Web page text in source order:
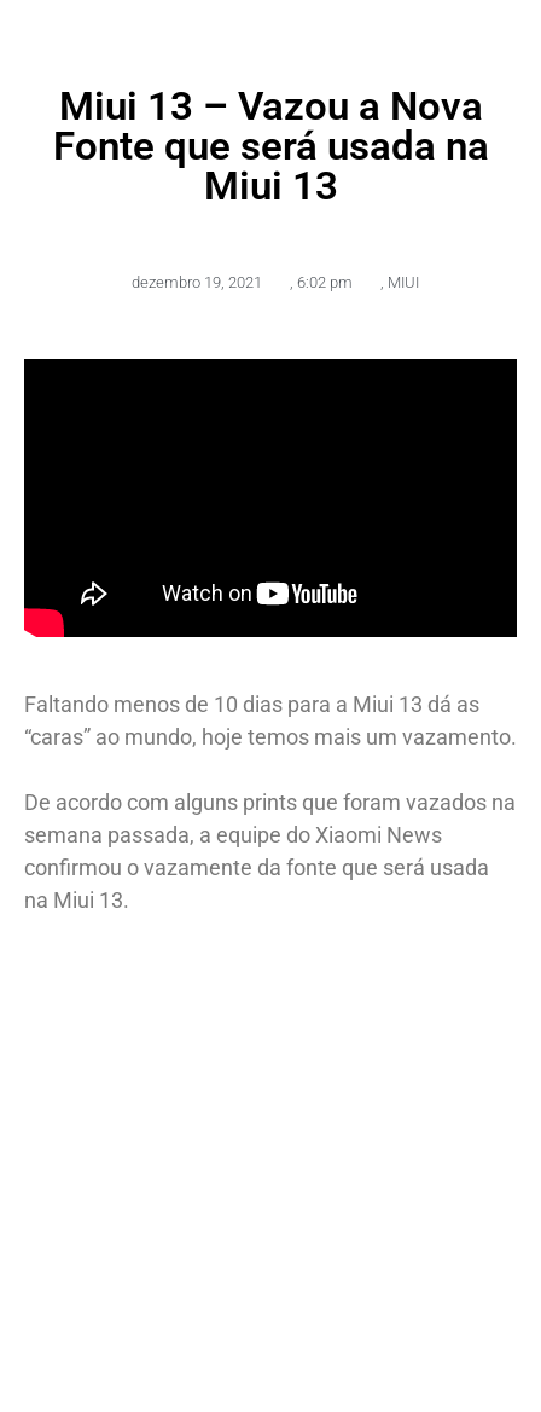
Miui 13 – Vazou a Nova
Fonte que será usada na
Miui 13
dezembro 19, 2021 , 6:02 pm , MIUI
Faltando menos de 10 dias para a Miui 13 dá as
“caras” ao mundo, hoje temos mais um vazamento.
De acordo com alguns prints que foram vazados na
semana passada, a equipe do Xiaomi News
confirmou o vazamente da fonte que será usada
na Miui 13.